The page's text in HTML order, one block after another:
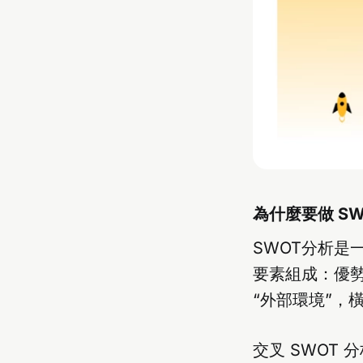
為什麼要做
SWOT分析是
要素組成：優
“外部環境”，
交叉 SWOT